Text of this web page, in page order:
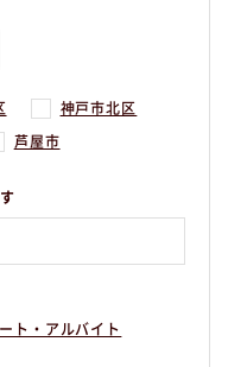
神戸市北区
芦屋市
ト・アルバイト